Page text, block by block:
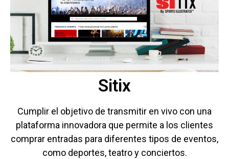
Sitix
Cumplir el objetivo de transmitir en vivo con una
plataforma innovadora que permite a los clientes
comprar entradas para diferentes tipos de eventos,
como deportes, teatro y conciertos.